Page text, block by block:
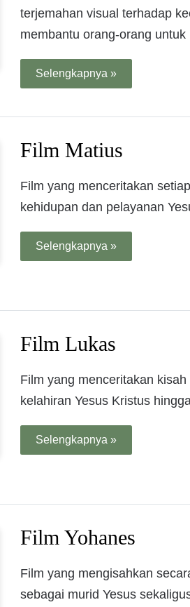
terjemahan visual terhadap
membantu orang-orang
Selengkapnya »
Film Matius
Film yang menceritakan
kehidupan dan pelayanan
Selengkapnya »
Film Lukas
Film yang menceritakan
kelahiran Yesus Kristus
Selengkapnya »
Film Yohanes
Film yang mengisahkan
sebagai murid Yesus